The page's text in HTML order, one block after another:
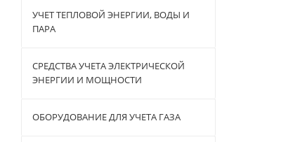
УЧЕТ ТЕПЛОВОЙ ЭНЕРГИИ, ВОДЫ И
ПАРА
СРЕДСТВА УЧЕТА ЭЛЕКТРИЧЕСКОЙ
ЭНЕРГИИ И МОЩНОСТИ
ОБОРУДОВАНИЕ ДЛЯ УЧЕТА ГАЗА